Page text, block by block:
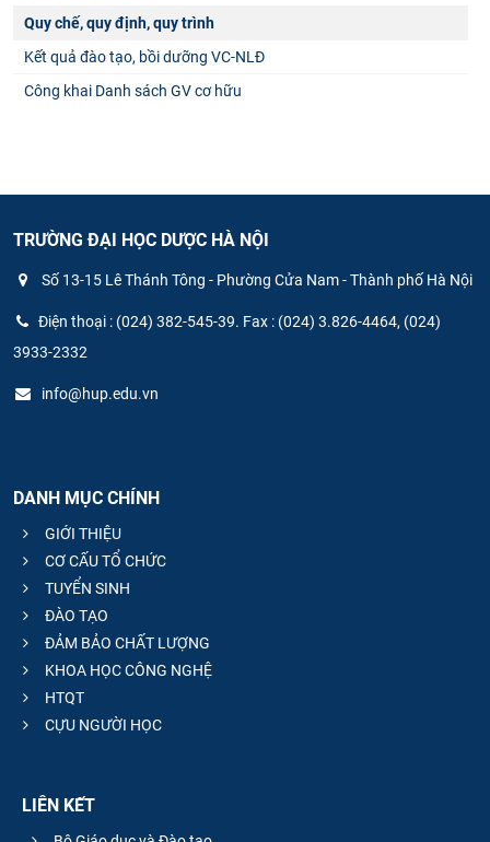
Quy chế, quy định, quy trình
Kết quả đào tạo, bồi dưỡng VC-NLĐ
Công khai Danh sách GV cơ hữu
TRƯỜNG ĐẠI HỌC DƯỢC HÀ NỘI
Số 13-15 Lê Thánh Tông - Phường Cửa Nam - Thành phố Hà Nội
Điện thoại : (024) 382-545-39. Fax : (024) 3.826-4464, (024)
3933-2332
info@hup.edu.vn
DANH MỤC CHÍNH
GIỚI THIỆU
CƠ CẤU TỔ CHỨC
TUYỂN SINH
ĐÀO TẠO
ĐẢM BẢO CHẤT LƯỢNG
KHOA HỌC CÔNG NGHỆ
HTQT
CỰU NGƯỜI HỌC
LIÊN KẾT